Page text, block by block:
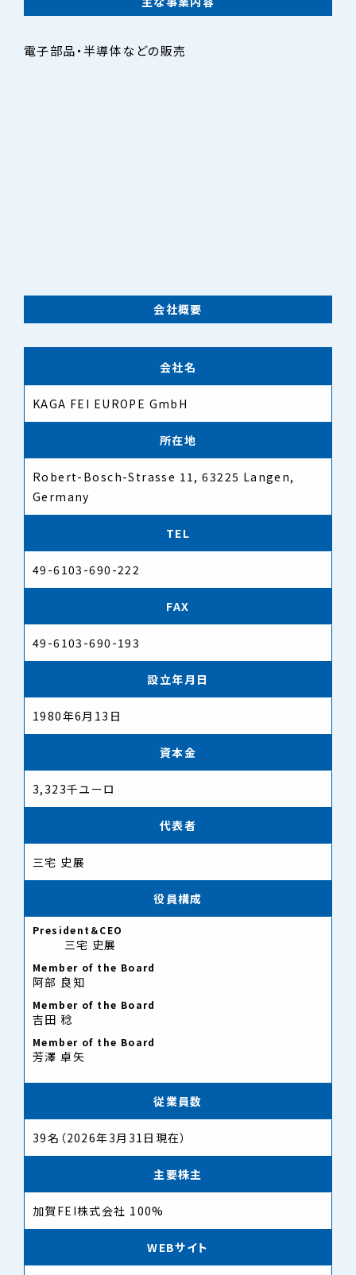
電子部品・半導体などの販売
会社概要
会社名
KAGA FEI EUROPE GmbH
所在地
Robert-Bosch-Strasse 11, 63225 Langen,
Germany
TEL
49-6103-690-222
FAX
49-6103-690-193
設立年月日
1980年6月13日
資本金
3,323千ユーロ
代表者
三宅 史展
役員構成
President＆CEO
三宅 史展
Member of the Board
阿部 良知
Member of the Board
吉田 稔
Member of the Board
芳澤 卓矢
従業員数
39名（2026年3月31日現在）
主要株主
加賀FEI株式会社 100%
WEBサイト